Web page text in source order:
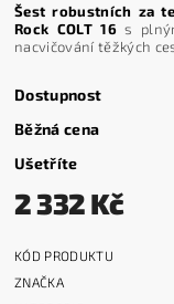
Šest robustních za
Rock COLT 16s
nacvičování těžkých
Dostupnost
Běžná cena
Ušetříte
2 332 Kč
KÓD PRODUKTU
ZNAČKA